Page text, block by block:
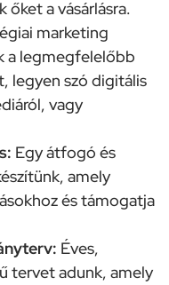
a vásárlásra.
marketing
a legmegfelelőbb
legyen szó digitális
vagy
Egy átfogó és
amely
és támogatja
Éves,
tervet adunk, amely